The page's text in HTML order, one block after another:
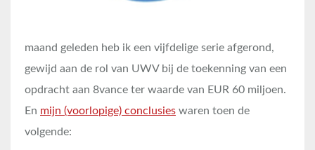
maand geleden heb ik een vijfdelige serie afgerond,
gewijd aan de rol van UWV bij de toekenning van een
opdracht aan 8vance ter waarde van EUR 60 miljoen.
En mijn (voorlopige) conclusies waren toen de
volgende: